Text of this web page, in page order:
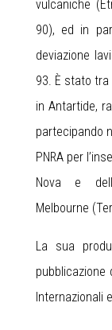
vulcaniche
90), ed in
deviazione
93. È stato
in Antartide,
partecipando
PNRA per
Nova e
Melbourne
La sua
pubblicazione
Internazionali